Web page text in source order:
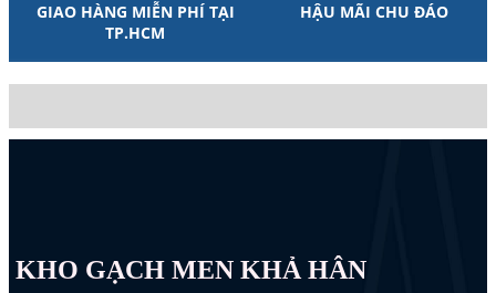
GIAO HÀNG MIỄN PHÍ TẠI
TP.HCM
HẬU MÃI CHU ĐÁO
KHO GẠCH MEN KHẢ HÂN